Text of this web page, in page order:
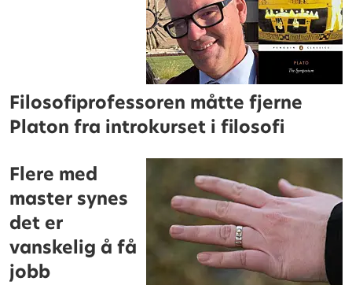
Filosofiprofessoren måtte fjerne
Platon fra introkurset i filosofi
Flere med
master synes
det er
vanskelig å få
jobb